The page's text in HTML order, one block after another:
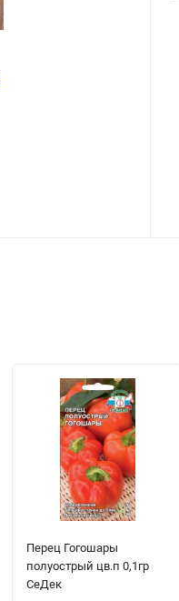
Перец Гогошары
полуострый цв.п 0,1гр
СеДек